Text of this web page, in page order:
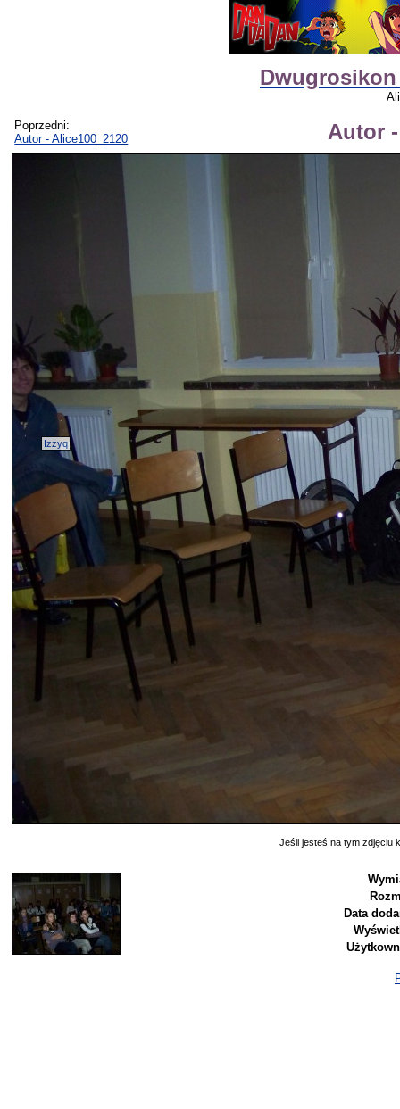
Dwugrosikon
Poprzedni:
Autor - Alice100_2120
Autor
Izzyq
Jeśli jesteś na tym zdjęciu
Data